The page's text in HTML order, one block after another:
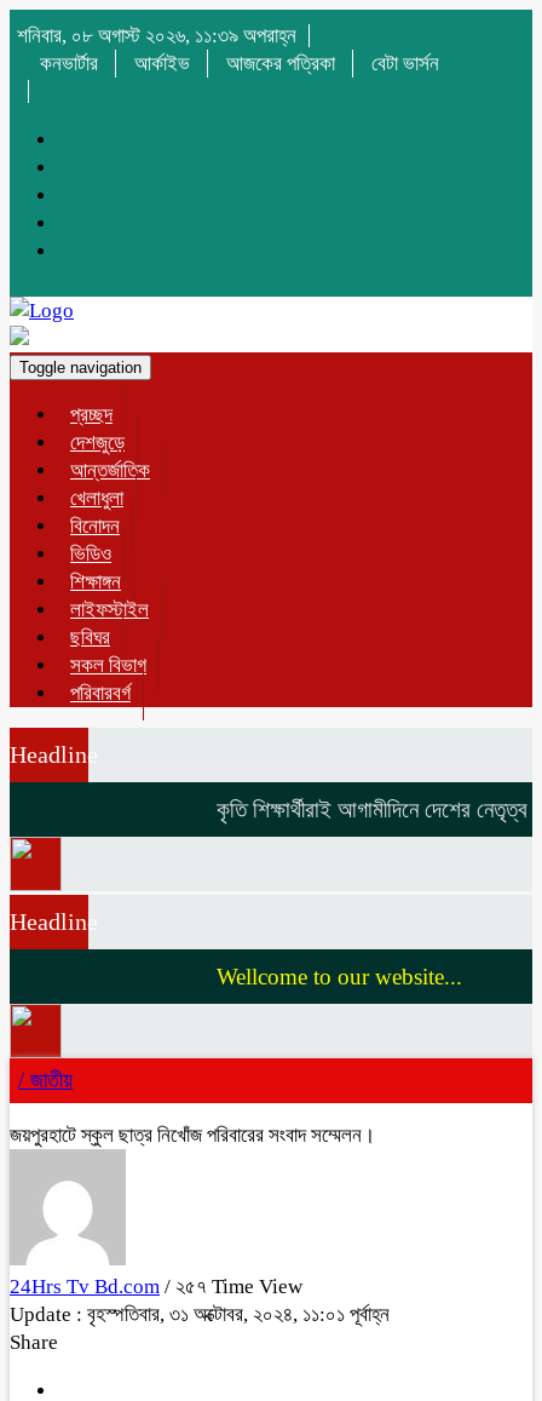
শনিবার, ০৮ অগাস্ট ২০২৬, ১১:৩৯ অপরাহ্ন
কনভার্টার
আর্কাইভ আজকের পত্রিকা বেটা ভার্সন
Toggle navigation
প্রচ্ছদ
দেশজুড়ে
আন্তর্জাতিক
খেলাধুলা
বিনোদন
ভিডিও
শিক্ষাঙ্গন
লাইফস্টাইল
ছবিঘর
সকল বিভাগ
পরিবারবর্গ
Headline
কৃতি শিক্ষার্থীরাই আগামীদিনে দেশের নেতৃত্ব
Headline
Wellcome to our website...
/ জাতীয়
জয়পুরহাটে স্কুল ছাত্র নিখোঁজ পরিবারের সংবাদ সম্মেলন।
24Hrs Tv Bd.com / ২৫৭ Time View
Update : বৃহস্পতিবার, ৩১ অক্টোবর, ২০২৪, ১১:০১ পূর্বাহ্ন
Share